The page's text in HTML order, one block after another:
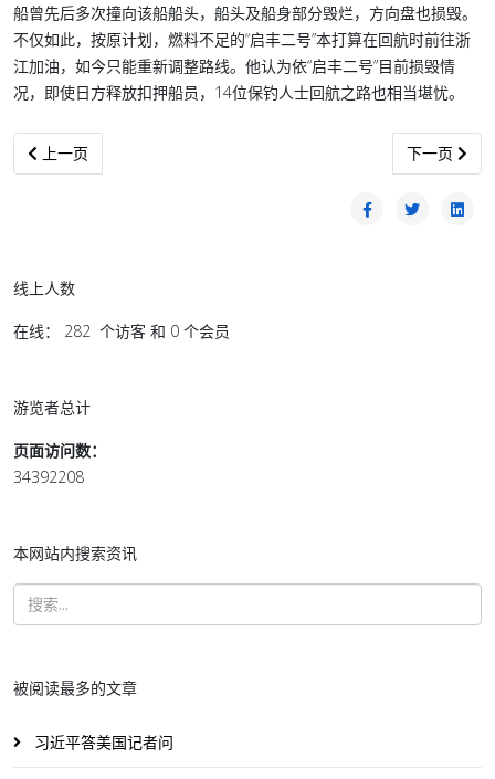
船曾先后多次撞向该船船头，船头及船身部分毁烂，方向盘也损毁。
不仅如此，按原计划，燃料不足的“启丰二号”本打算在回航时前往浙
江加油，如今只能重新调整路线。他认为依“启丰二号”目前损毁情
况，即使日方释放扣押船员，14位保钓人士回航之路也相当堪忧。
上一篇文章: 内阁会议没检讨114A条 辩称遭错误诠释断章取义
上一页 下一篇文章:
下一页
线上人数
在线： 282 个访客 和 0 个会员
游览者总计
页面访问数：
34392208
本网站内搜索资讯
被阅读最多的文章
习近平答美国记者问